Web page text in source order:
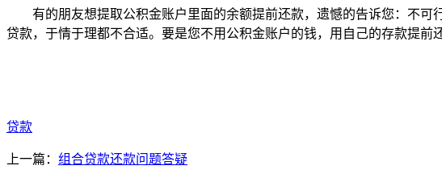
有的朋友想提取公积金账户里面的余额提前还款，遗憾的告诉您：不
贷款，于情于理都不合适。要是您不用公积金账户的钱，用自己的存款提前
贷款
上一篇： 组合贷款还款问题答疑